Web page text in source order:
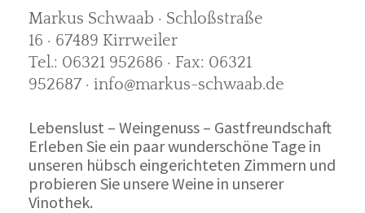
Markus Schwaab · Schloßstraße
16 · 67489 Kirrweiler
Tel.: 06321 952686 · Fax: 06321
952687 · info@markus-schwaab.de
Lebenslust – Weingenuss – Gastfreundschaft
Erleben Sie ein paar wunderschöne Tage in
unseren hübsch eingerichteten Zimmern und
probieren Sie unsere Weine in unserer
Vinothek.